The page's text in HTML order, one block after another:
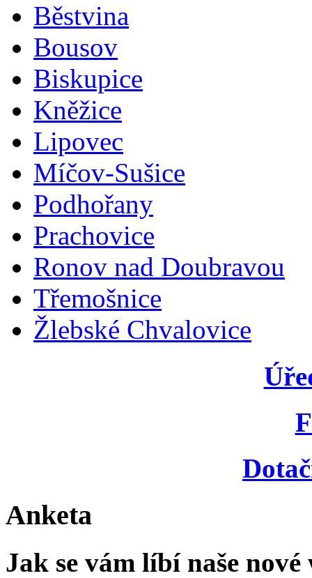
Běstvina
Bousov
Biskupice
Kněžice
Lipovec
Míčov-Sušice
Podhořany
Prachovice
Ronov nad Doubravou
Třemošnice
Žlebské Chvalovice
Anketa
Jak se vám líbí naše